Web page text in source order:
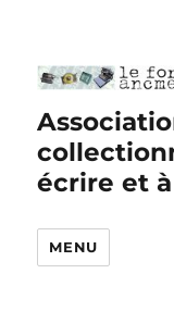
écrire et
MENU